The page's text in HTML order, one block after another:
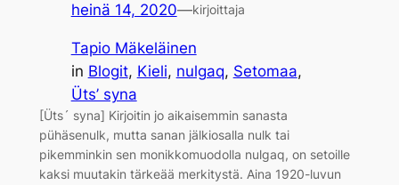
heinä 14, 2020—kirjoittaja
Tapio Mäkeläinen
in Blogit, Kieli, nulgaq, Setomaa
Üts’ syna
[Üts´ syna] Kirjoitin jo aikaisemmin sanasta
pühäsenulk, mutta sanan jälkiosalla nulk tai
pikemminkin sen monikkomuodolla nulgaq, on setoille
kaksi muutakin tärkeää merkitystä. Aina 1920-luvun